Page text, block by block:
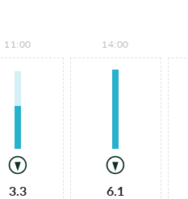
11:00
3.3
14:00
6.1